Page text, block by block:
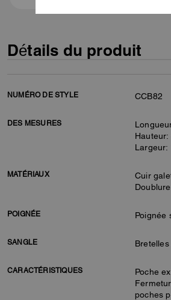
Détails du produit
NUMÉRO DE STYLE CCB82
DES MESURES
Hauteur:
Largeur:
MATÉRIAUX
Cuir
POIGNÉE Poignée
SANGLE
CARACTÉRISTIQUES
Poche
poches